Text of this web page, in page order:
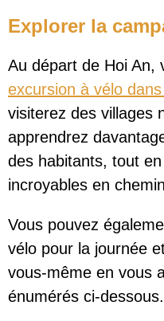
Explorer la
Au départ de Hoi An,
excursion à vélo
visiterez des villages
apprendrez
des habitants, tout
incroyables en
Vous pouvez
vélo pour la journée
vous-même en vous
énumérés ci-dessous.